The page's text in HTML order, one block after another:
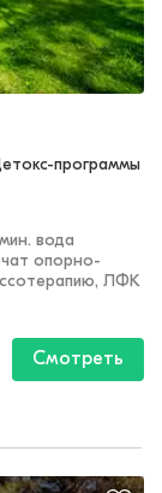
программы
вода
опорно-
ЛФК
Смотреть